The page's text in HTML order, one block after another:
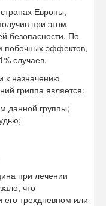
Европы,
при этом
безопасности. По
побочных эффектов,
случаев.
к назначению
гриппа является:
данной группы;
при лечении
что
трехдневном или